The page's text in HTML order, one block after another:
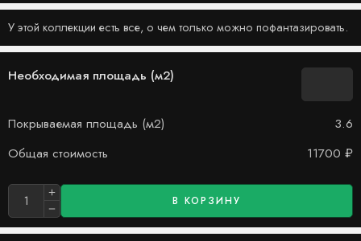
У этой коллекции есть все, о чем только можно пофантазировать.
Необходимая площадь (м2)
Покрываемая площадь (м2)
3.6
Общая стоимость
11700 ₽
В КОРЗИНУ